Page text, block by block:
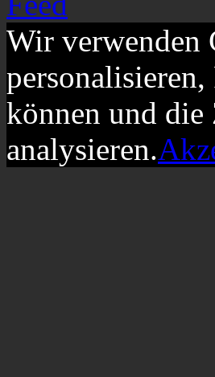
Wir verwenden
können und die
analysieren.